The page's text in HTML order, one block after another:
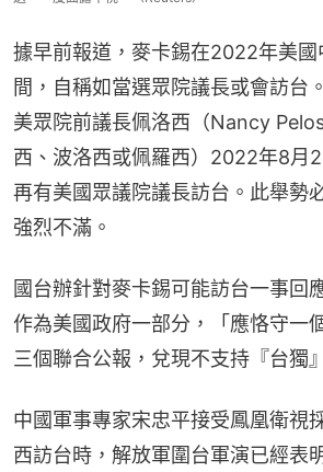
據早前報道，麥卡錫在2022年美國
間，自稱如當選眾院議長或會訪台
美眾院前議長佩洛西（Nancy
西、波洛西或佩羅西）2022年8月2
再有美國眾議院議長訪台。此舉勢
強烈不滿。
國台辦針對麥卡錫可能訪台一事回
作為美國政府一部分，「應恪守一
三個聯合公報，兌現不支持『台獨
中國軍事專家宋忠平接受鳳凰衛視
西訪台時，解放軍圍台軍演已經表